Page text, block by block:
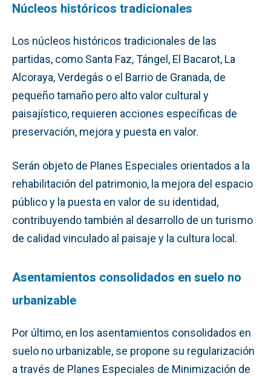
Núcleos históricos tradicionales
Los núcleos históricos tradicionales de las
partidas, como Santa Faz, Tángel, El Bacarot, La
Alcoraya, Verdegás o el Barrio de Granada, de
pequeño tamaño pero alto valor cultural y
paisajístico, requieren acciones específicas de
preservación, mejora y puesta en valor.
Serán objeto de Planes Especiales orientados a la
rehabilitación del patrimonio, la mejora del espacio
público y la puesta en valor de su identidad,
contribuyendo también al desarrollo de un turismo
de calidad vinculado al paisaje y la cultura local.
Asentamientos consolidados en suelo no
urbanizable
Por último, en los asentamientos consolidados en
suelo no urbanizable, se propone su regularización
a través de Planes Especiales de Minimización de